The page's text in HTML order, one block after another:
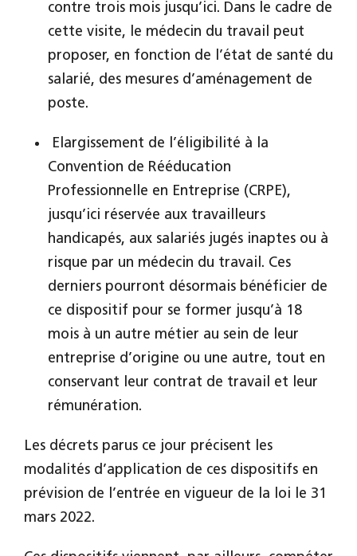
contre trois mois jusqu’ici. Dans le cadre de
cette visite, le médecin du travail peut
proposer, en fonction de l’état de santé du
salarié, des mesures d’aménagement de
poste.
Elargissement de l’éligibilité à la
Convention de Rééducation
Professionnelle en Entreprise (CRPE),
jusqu’ici réservée aux travailleurs
handicapés, aux salariés jugés inaptes ou à
risque par un médecin du travail. Ces
derniers pourront désormais bénéficier de
ce dispositif pour se former jusqu’à 18
mois à un autre métier au sein de leur
entreprise d’origine ou une autre, tout en
conservant leur contrat de travail et leur
rémunération.
Les décrets parus ce jour précisent les
modalités d’application de ces dispositifs en
prévision de l’entrée en vigueur de la loi le 31
mars 2022.